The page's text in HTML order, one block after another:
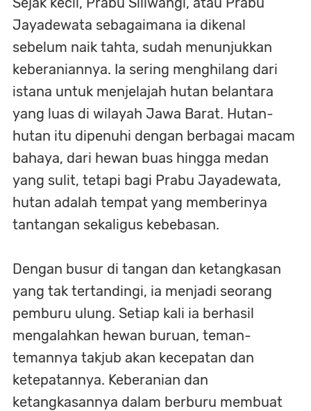
Jayadewata sebagaimana ia dikenal
sebelum naik tahta, sudah menunjukkan
keberaniannya. Ia sering menghilang dari
istana untuk menjelajah hutan belantara
yang luas di wilayah Jawa Barat. Hutan-
hutan itu dipenuhi dengan berbagai macam
bahaya, dari hewan buas hingga medan
yang sulit, tetapi bagi Prabu Jayadewata,
hutan adalah tempat yang memberinya
tantangan sekaligus kebebasan.
Dengan busur di tangan dan ketangkasan
yang tak tertandingi, ia menjadi seorang
pemburu ulung. Setiap kali ia berhasil
mengalahkan hewan buruan, teman-
temannya takjub akan kecepatan dan
ketepatannya. Keberanian dan
ketangkasannya dalam berburu membuat